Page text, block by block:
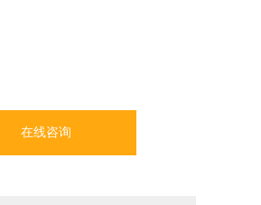
在线咨询